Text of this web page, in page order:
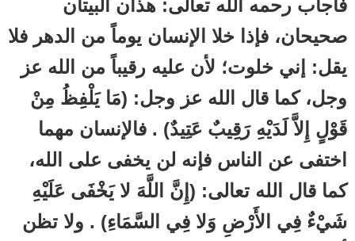
فأجاب رحمه الله تعالى: هذان البيتان
صحيحان، فإذا خلا الإنسان يوماً من الدهر فلا
يقل: إني خلوت؛ لأن عليه رقيباً من الله عز
وجل، كما قال الله عز وجل: (مَا يَلْفِظُ مِنْ
قَوْلٍ إِلاَّ لَدَيْهِ رَقِيبٌ عَتِيدٌ) . فالإنسان مهما
اختفى عن الناس فإنه لن يخفى على الله،
كما قال الله تعالى: (إِنَّ اللَّهَ لا يَخْفَى عَلَيْهِ
شَيْءٌ فِي الأَرْضِ وَلا فِي السَّمَاءِ) . ولا تظن